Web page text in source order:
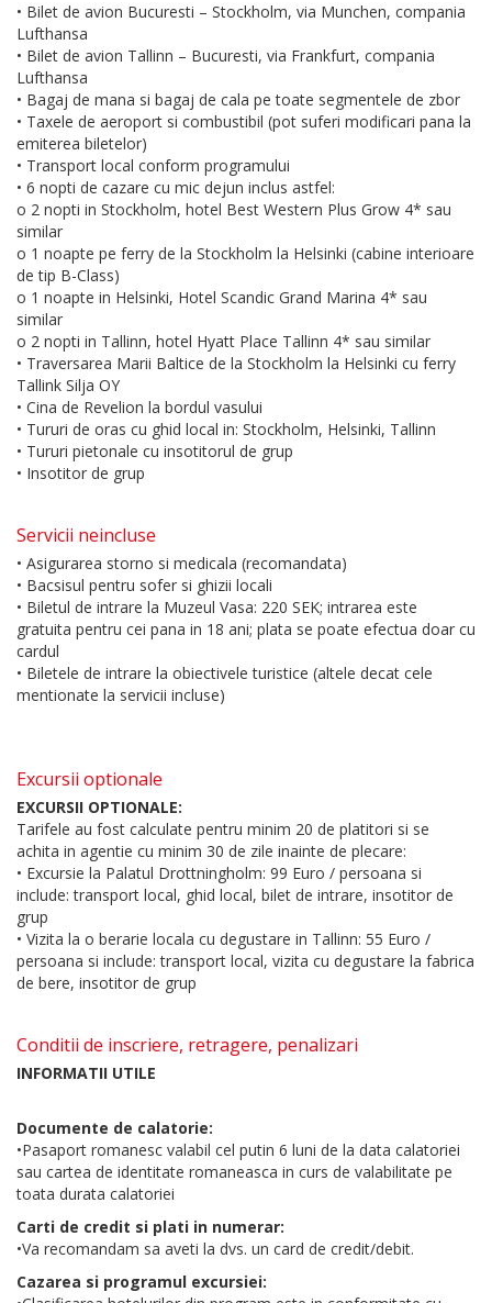
• Bilet de avion Bucuresti – Stockholm, via Munchen, compania
Lufthansa
• Bilet de avion Tallinn – Bucuresti, via Frankfurt, compania
Lufthansa
• Bagaj de mana si bagaj de cala pe toate segmentele de zbor
• Taxele de aeroport si combustibil (pot suferi modificari pana la
emiterea biletelor)
• Transport local conform programului
• 6 nopti de cazare cu mic dejun inclus astfel:
o 2 nopti in Stockholm, hotel Best Western Plus Grow 4* sau
similar
o 1 noapte pe ferry de la Stockholm la Helsinki (cabine interioare
de tip B-Class)
o 1 noapte in Helsinki, Hotel Scandic Grand Marina 4* sau
similar
o 2 nopti in Tallinn, hotel Hyatt Place Tallinn 4* sau similar
• Traversarea Marii Baltice de la Stockholm la Helsinki cu ferry
Tallink Silja OY
• Cina de Revelion la bordul vasului
• Tururi de oras cu ghid local in: Stockholm, Helsinki, Tallinn
• Tururi pietonale cu insotitorul de grup
• Insotitor de grup
Servicii neincluse
• Asigurarea storno si medicala (recomandata)
• Bacsisul pentru sofer si ghizii locali
• Biletul de intrare la Muzeul Vasa: 220 SEK; intrarea este
gratuita pentru cei pana in 18 ani; plata se poate efectua doar cu
cardul
• Biletele de intrare la obiectivele turistice (altele decat cele
mentionate la servicii incluse)
Excursii optionale
EXCURSII OPTIONALE:
Tarifele au fost calculate pentru minim 20 de platitori si se
achita in agentie cu minim 30 de zile inainte de plecare:
• Excursie la Palatul Drottningholm: 99 Euro / persoana si
include: transport local, ghid local, bilet de intrare, insotitor de
grup
• Vizita la o berarie locala cu degustare in Tallinn: 55 Euro /
persoana si include: transport local, vizita cu degustare la fabrica
de bere, insotitor de grup
Conditii de inscriere, retragere, penalizari
INFORMATII UTILE
Documente de calatorie:
•Pasaport romanesc valabil cel putin 6 luni de la data calatoriei
sau cartea de identitate romaneasca in curs de valabilitate pe
toata durata calatoriei
Carti de credit si plati in numerar:
•Va recomandam sa aveti la dvs. un card de credit/debit.
Cazarea si programul excursiei: